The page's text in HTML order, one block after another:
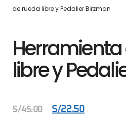
de rueda libre y Pedalier Birzman
libre y
S/45.00 S/22.50